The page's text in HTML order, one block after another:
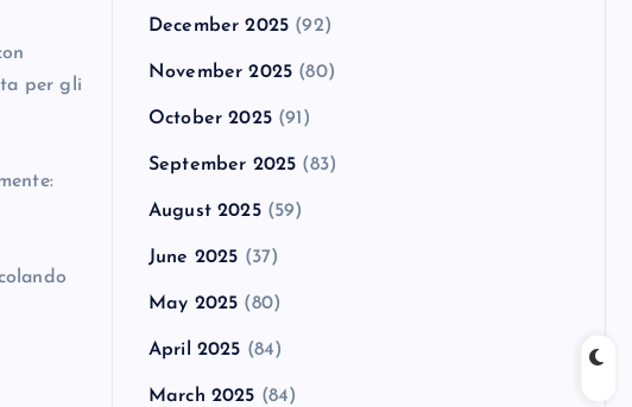
per gli
December 2025 (92)
November 2025 (80)
October 2025(91)
September 2025 (83)
August 2025(59)
June 2025 (37)
May 2025 (80)
April 2025 (84)
March 2025 (84)